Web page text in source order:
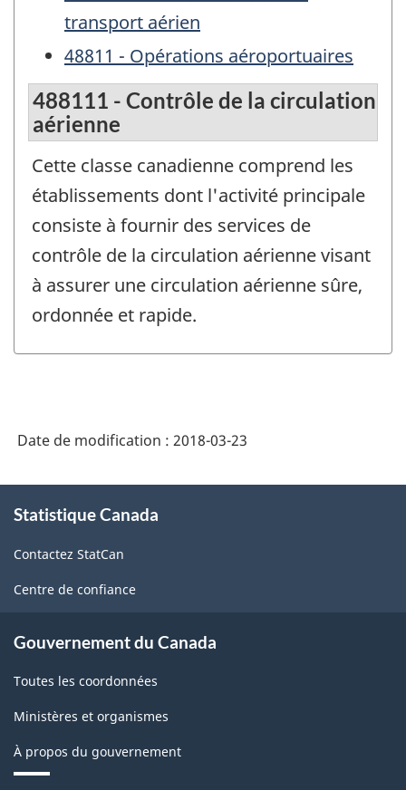
transport aérien
48811 - Opérations aéroportuaires
488111 - Contrôle de la circulation
aérienne
Cette classe canadienne comprend les
établissements dont l'activité principale
consiste à fournir des services de
contrôle de la circulation aérienne visant
à assurer une circulation aérienne sûre,
ordonnée et rapide.
Date de modification : 2018-03-23
propos
ce
site
Statistique Canada
Contactez StatCan
Centre de confiance
Gouvernement du Canada
Toutes les coordonnées
Ministères et organismes
À propos du gouvernement